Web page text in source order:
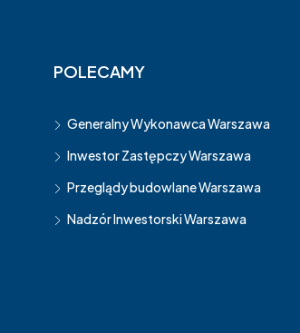
POLECAMY
Generalny Wykonawca Warszawa
Inwestor Zastępczy Warszawa
Przeglądy budowlane Warszawa
Nadzór Inwestorski Warszawa